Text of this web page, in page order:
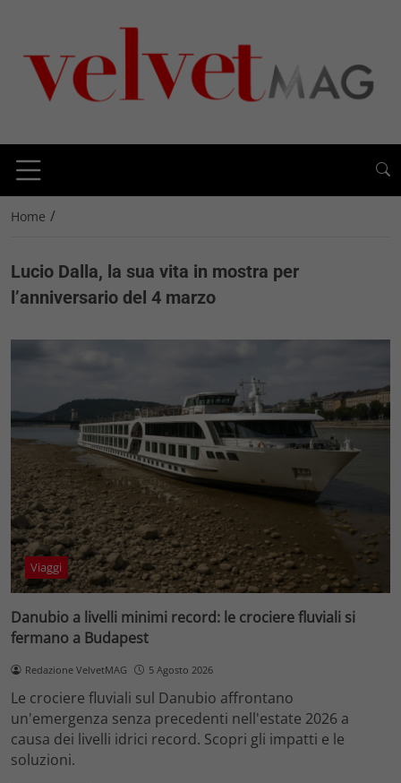
Home /
Lucio Dalla, la sua vita in mostra per
l’anniversario del 4 marzo
Viaggi
Danubio a livelli minimi record: le crociere fluviali si
fermano a Budapest
Redazione VelvetMAG 5 Agosto 2026
Le crociere fluviali sul Danubio affrontano
un'emergenza senza precedenti nell'estate 2026 a
causa dei livelli idrici record. Scopri gli impatti e le
soluzioni.